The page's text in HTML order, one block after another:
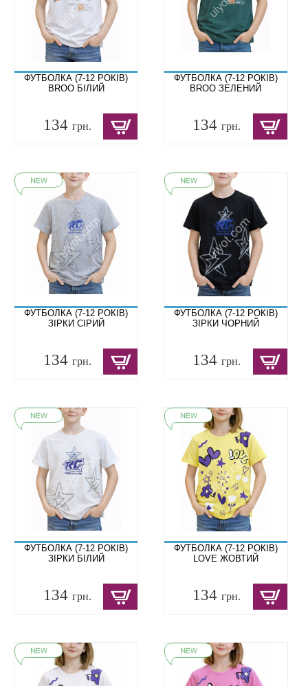
ФУТБОЛКА (7-12 РОКІВ)
BROO БІЛИЙ
134 грн.
ФУТБОЛКА (7-12 РОКІВ)
BROO ЗЕЛЕНИЙ
134грн.
ФУТБОЛКА (7-12 РОКІВ)
ЗІРКИ СІРИЙ
134 грн.
ФУТБОЛКА (7-12 РОКІВ)
ЗІРКИ ЧОРНИЙ
134грн.
ФУТБОЛКА (7-12 РОКІВ)
ЗІРКИ БІЛИЙ
134 грн.
ФУТБОЛКА (7-12 РОКІВ)
LOVE ЖОВТИЙ
134грн.